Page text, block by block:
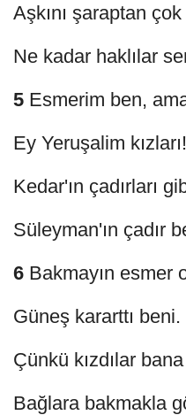
Aşkını şaraptan
Ne kadar haklılar
5 Esmerim ben,
Ey Yeruşalim kızları!
Kedar'ın çadırları
Süleyman'ın çadır
6 Bakmayın esmer
Güneş kararttı beni.
Çünkü kızdılar
Bağlara bakmakla